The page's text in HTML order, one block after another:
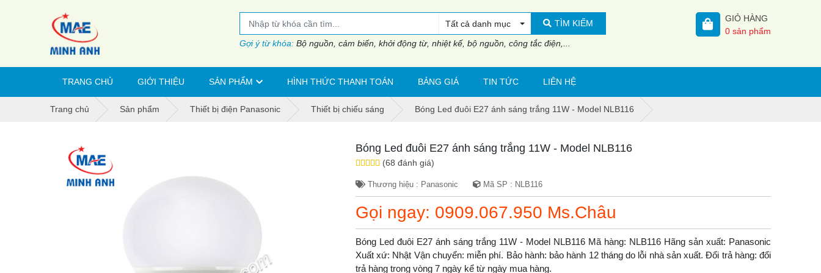
Tất cả danh mục TÌM KIẾM
Gợi ý từ khóa: Bộ nguồn, cảm biến, khởi động từ, nhiệt kế, bộ nguồn, công tắc điện,...
GIỎ HÀNG
0 sản phẩm
TRANG CHỦ GIỚI THIỆU SẢN PHẨM HÌNH THỨC THANH TOÁN BẢNG GIÁ TIN TỨC LIÊN HỆ
Trang chủ Sản phẩm Thiết bị điện Panasonic Thiết bị chiếu sáng Bóng Led đuôi E27 ánh sáng trắng 11W - Model NLB116
Bóng Led đuôi E27 ánh sáng trắng 11W - Model NLB116
(68 đánh giá)
Thương hiệu : Panasonic Mã SP : NLB116
Gọi ngay: 0909.067.950 Ms.Châu
Bóng Led đuôi E27 ánh sáng trắng 11W - Model NLB116 Mã hàng: NLB116 Hãng sản xuất: Panasonic
Xuất xứ: Nhật Vận chuyển: miễn phí. Bảo hành: bảo hành 12 tháng do lỗi nhà sản xuất. Đổi trả hàng: đổi
trả hàng trong vòng 7 ngày kể từ ngày mua hàng.